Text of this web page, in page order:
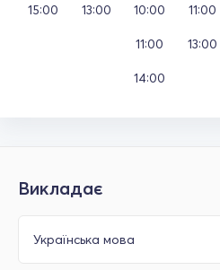
15:00 13:00 10:00
11:00
14:00
11:00
13:00
Викладає